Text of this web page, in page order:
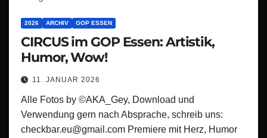
2026 ARCHIV GOP ESSEN
CIRCUS im GOP Essen: Artistik,
Humor, Wow!
11. JANUAR 2026
Alle Fotos by ©AKA_Gey, Download und
Verwendung gern nach Absprache, schreib uns:
checkbar.eu@gmail.com Premiere mit Herz, Humor